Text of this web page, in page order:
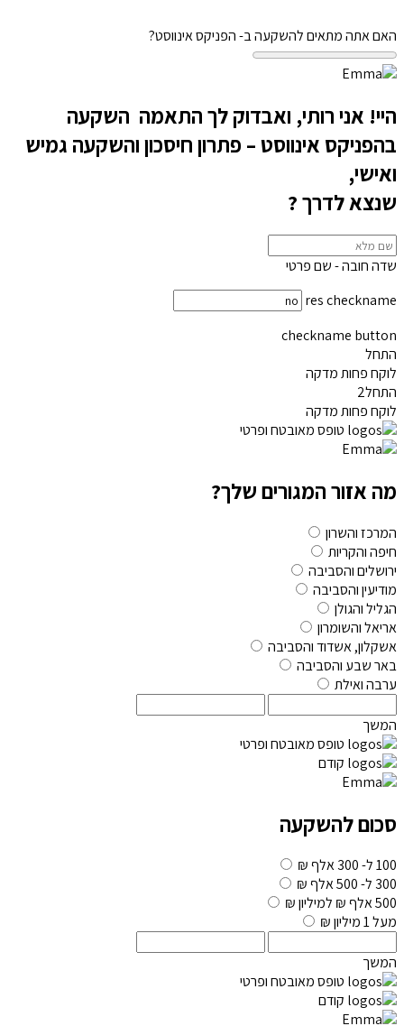
האם אתה מתאים להשקעה ב- הפניקס אינווסט?
היי! אני רותי, ואבדוק לך התאמה השקעה
בהפניקס אינווסט – פתרון חיסכון והשקעה גמיש
ואישי,
שנצא לדרך ?
שדה חובה - שם פרטי
res checkname
checkname button
התחל
לוקח פחות מדקה
התחל2
לוקח פחות מדקה
טופס מאובטח ופרטי
מה אזור המגורים שלך?
המרכז והשרון
חיפה והקריות
ירושלים והסביבה
מודיעין והסביבה
הגליל והגולן
אריאל והשומרון
אשקלון, אשדוד והסביבה
באר שבע והסביבה
ערבה ואילת
המשך
טופס מאובטח ופרטי
קודם
סכום להשקעה
100 ל- 300 אלף ₪
300 ל- 500 אלף ₪
500 אלף ₪ למיליון ₪
מעל 1 מיליון ₪
המשך
טופס מאובטח ופרטי
קודם